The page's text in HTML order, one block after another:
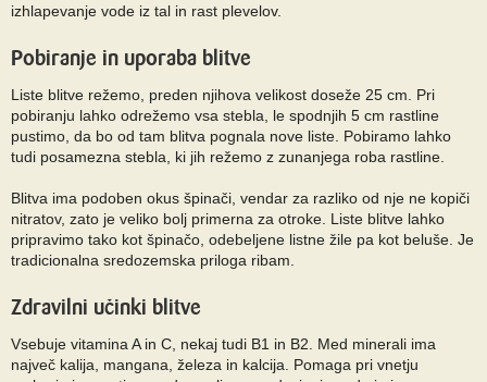
izhlapevanje vode iz tal in rast plevelov.
Pobiranje in uporaba blitve
Liste blitve režemo, preden njihova velikost doseže 25 cm. Pri
pobiranju lahko odrežemo vsa stebla, le spodnjih 5 cm rastline
pustimo, da bo od tam blitva pognala nove liste. Pobiramo lahko
tudi posamezna stebla, ki jih režemo z zunanjega roba rastline.
Blitva ima podoben okus špinači, vendar za razliko od nje ne kopiči
nitratov, zato je veliko bolj primerna za otroke. Liste blitve lahko
pripravimo tako kot špinačo, odebeljene listne žile pa kot beluše. Je
tradicionalna sredozemska priloga ribam.
Zdravilni učinki blitve
Vsebuje vitamina A in C, nekaj tudi B1 in B2. Med minerali ima
največ kalija, mangana, železa in kalcija. Pomaga pri vnetju